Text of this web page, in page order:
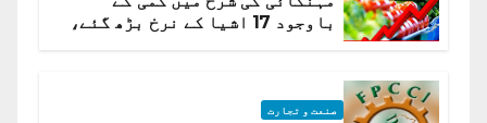
باوجود 17 اشیا کے نرخ بڑھ گئے،
صنعت و تجارت